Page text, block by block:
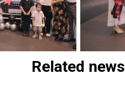
Related news